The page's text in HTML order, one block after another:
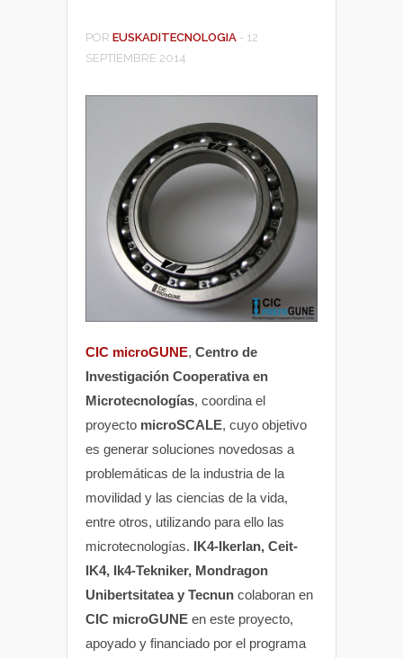
POR EUSKADITECNOLOGIA - 12
SEPTIEMBRE 2014
CIC microGUNE, Centro de
Investigación Cooperativa en
Microtecnologías, coordina el
proyecto microSCALE, cuyo objetivo
es generar soluciones novedosas a
problemáticas de la industria de la
movilidad y las ciencias de la vida,
entre otros, utilizando para ello las
microtecnologías. IK4-Ikerlan, Ceit-
IK4, Ik4-Tekniker, Mondragon
Unibertsitatea y Tecnun colaboran en
CIC microGUNE en este proyecto,
apoyado y financiado por el programa